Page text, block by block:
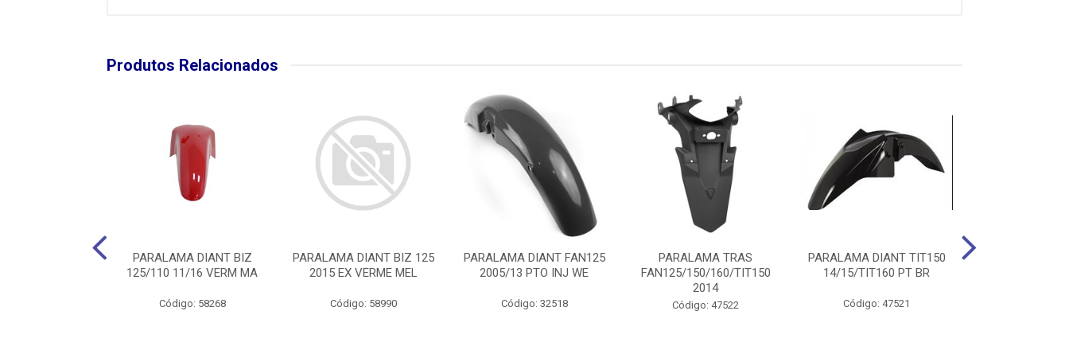
Produtos Relacionados
PARALAMA DIANT BIZ
125/110 11/16 VERM MA
Código: 58268
PARALAMA DIANT BIZ 125
2015 EX VERME MEL
Código: 58990
PARALAMA DIANT FAN125
2005/13 PTO INJ WE
Código: 32518
PARALAMA TRAS
FAN125/150/160/TIT150
2014
Código: 47522
PARALAMA DIANT TIT150
14/15/TIT160 PT BR
Código: 47521